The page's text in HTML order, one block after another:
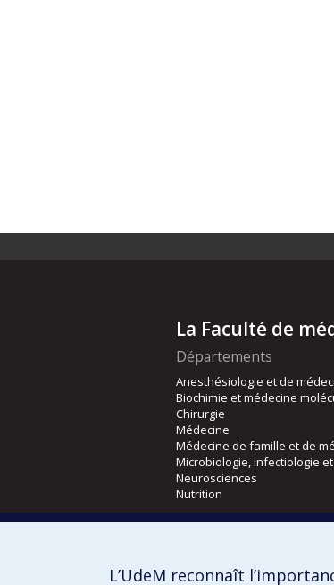
La Faculté de
Départements
Anesthésiologie et de
Biochimie et médecine
Chirurgie
Médecine
Médecine de famille et de
Microbiologie, infectiologie
Neurosciences
Nutrition
Orthophonie et audiologie
L’UdeM reconnaît